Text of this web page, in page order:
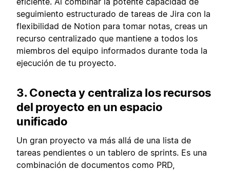
seguimiento estructurado de tareas de Jira con la
flexibilidad de Notion para tomar notas, creas un
recurso centralizado que mantiene a todos los
miembros del equipo informados durante toda la
ejecución de tu proyecto.
3. Conecta y centraliza los recursos
del proyecto en un espacio
unificado
Un gran proyecto va más allá de una lista de
tareas pendientes o un tablero de sprints. Es una
combinación de documentos como PRD,